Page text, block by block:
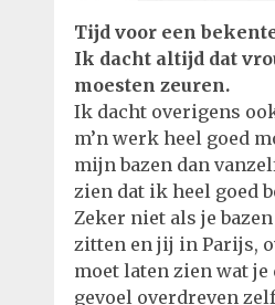
Tijd voor een
Ik dacht altijd dat
moesten zeuren.
Ik dacht overigens
m’n werk heel goed
mijn bazen dan
zien dat ik heel goed
Zeker niet als je
zitten en jij in Parijs,
moet laten zien wat je
gevoel overdreven